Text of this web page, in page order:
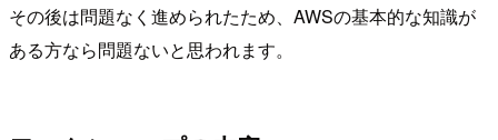
その後は問題なく進められたため、AWSの基本的な知識が
ある方なら問題ないと思われます。